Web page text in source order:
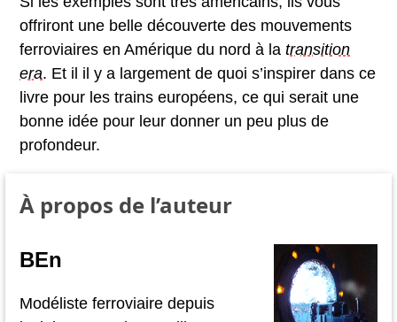
offriront une belle découverte des mouvements
ferroviaires en Amérique du nord à la transition
era. Et il il y a largement de quoi s’inspirer dans ce
livre pour les trains européens, ce qui serait une
bonne idée pour leur donner un peu plus de
profondeur.
À propos de l’auteur
BEn
Modéliste ferroviaire depuis